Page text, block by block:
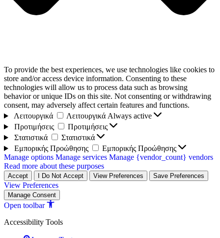
To provide the best experiences, we use technologies like cookies to
store and/or access device information. Consenting to these
technologies will allow us to process data such as browsing
behavior or unique IDs on this site. Not consenting or withdrawing
consent, may adversely affect certain features and functions.
Λειτουργικά
Λειτουργικά Always active
Προτιμήσεις
Προτιμήσεις
Στατιστικά
Στατιστικά
Εμπορικής Προώθησης
Εμπορικής Προώθησης
Manage options Manage services Manage {vendor_count} vendors
Read more about these purposes
Accept I Do Not Accept View Preferences Save Preferences
View Preferences
Manage Consent
Open toolbar
Accessibility Tools